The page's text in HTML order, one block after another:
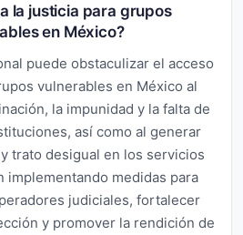
la justicia para grupos
en México?
puede obstaculizar el acceso
vulnerables en México al
la impunidad y la falta de
así como al generar
trato desigual en los servicios
implementando medidas para
judiciales, fortalecer
y promover la rendición de